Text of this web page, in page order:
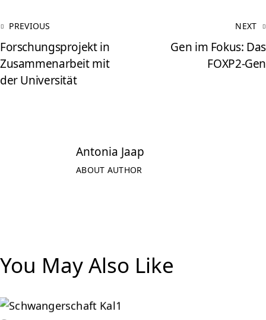
PREVIOUS
Forschungsprojekt in
Zusammenarbeit mit
der Universität
NEXT
Gen im Fokus: Das
FOXP2-Gen
Antonia Jaap
ABOUT AUTHOR
You May Also Like